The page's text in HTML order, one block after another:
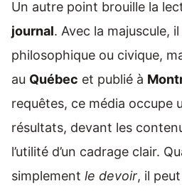
Un autre point brouille la
journal. Avec la majuscule,
philosophique ou civique,
au Québec et publié à
requêtes, ce média occupe
résultats, devant les
l’utilité d’un cadrage clair.
simplement le devoir, il